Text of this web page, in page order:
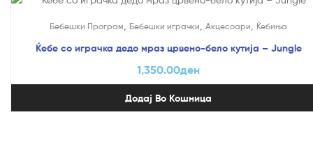
Бебешки Програм, Бебешки играчки, Акцесоари, Ќебиња
Ќебе со играчка дедо мраз црвено-бело кутија – Jungle
1,350.00ден
Додај Во Кошница